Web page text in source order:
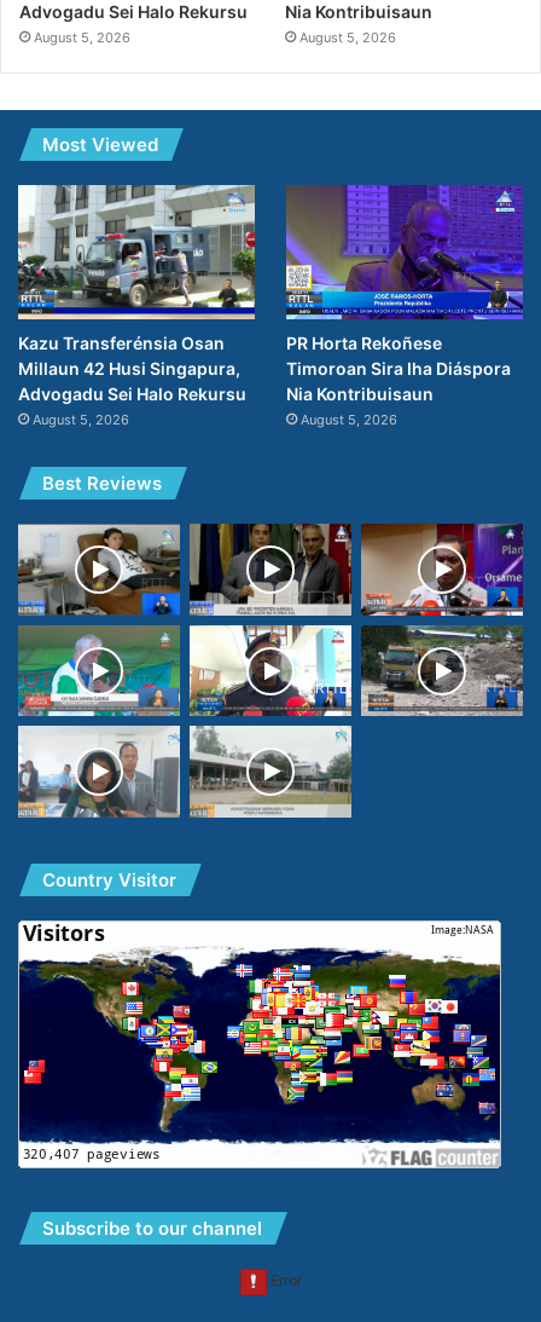
Advogadu Sei Halo Rekursu
August 5, 2026
Nia Kontribuisaun
August 5, 2026
Most Viewed
Kazu Transferénsia Osan
Millaun 42 Husi Singapura,
Advogadu Sei Halo Rekursu
August 5, 2026
PR Horta Rekoñese
Timoroan Sira Iha Diáspora
Nia Kontribuisaun
August 5, 2026
Best Reviews
Country Visitor
Subscribe to our channel